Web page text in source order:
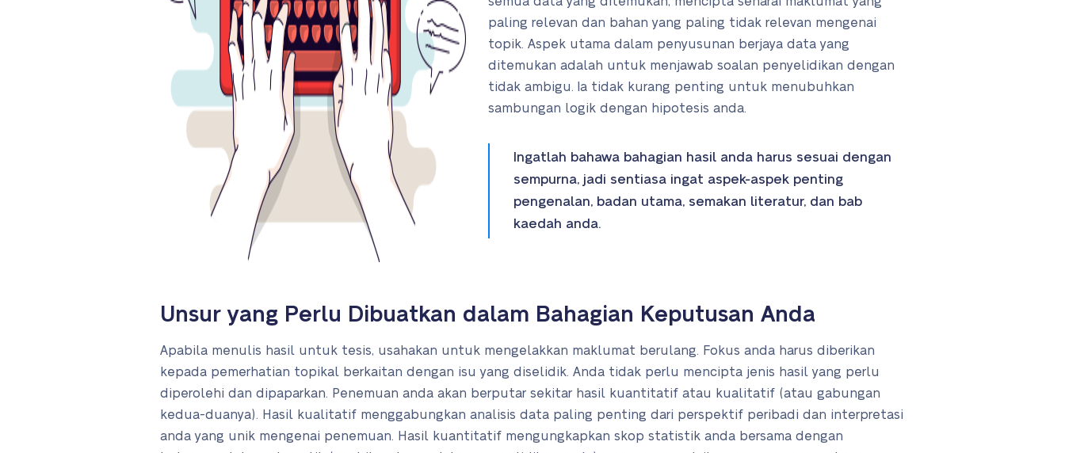
paling relevan dan bahan yang paling tidak relevan mengenai
topik. Aspek utama dalam penyusunan berjaya data yang
ditemukan adalah untuk menjawab soalan penyelidikan dengan
tidak ambigu. Ia tidak kurang penting untuk menubuhkan
sambungan logik dengan hipotesis anda.
Ingatlah bahawa bahagian hasil anda harus sesuai dengan
sempurna, jadi sentiasa ingat aspek-aspek penting
pengenalan, badan utama, semakan literatur, dan bab
kaedah anda.
Unsur yang Perlu Dibuatkan dalam Bahagian Keputusan Anda
Apabila menulis hasil untuk tesis, usahakan untuk mengelakkan maklumat berulang. Fokus anda harus diberikan
kepada pemerhatian topikal berkaitan dengan isu yang diselidik. Anda tidak perlu mencipta jenis hasil yang perlu
diperolehi dan dipaparkan. Penemuan anda akan berputar sekitar hasil kuantitatif atau kualitatif (atau gabungan
kedua-duanya). Hasil kualitatif menggabungkan analisis data paling penting dari perspektif peribadi dan interpretasi
anda yang unik mengenai penemuan. Hasil kuantitatif mengungkapkan skop statistik anda bersama dengan